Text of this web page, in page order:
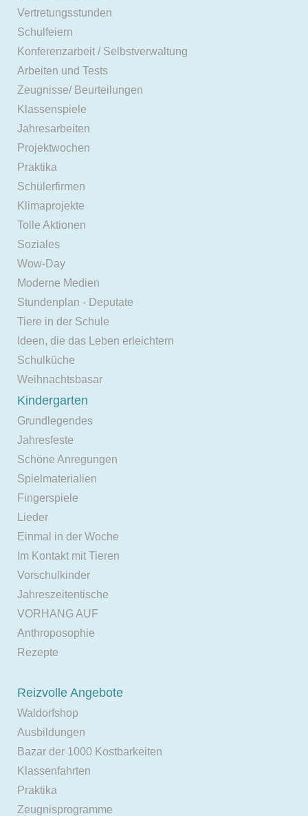
Vertretungsstunden
Schulfeiern
Konferenzarbeit / Selbstverwaltung
Arbeiten und Tests
Zeugnisse/ Beurteilungen
Klassenspiele
Jahresarbeiten
Projektwochen
Praktika
Schülerfirmen
Klimaprojekte
Tolle Aktionen
Soziales
Wow-Day
Moderne Medien
Stundenplan - Deputate
Tiere in der Schule
Ideen, die das Leben erleichtern
Schulküche
Weihnachtsbasar
Kindergarten
Grundlegendes
Jahresfeste
Schöne Anregungen
Spielmaterialien
Fingerspiele
Lieder
Einmal in der Woche
Im Kontakt mit Tieren
Vorschulkinder
Jahreszeitentische
VORHANG AUF
Anthroposophie
Rezepte
Reizvolle Angebote
Waldorfshop
Ausbildungen
Bazar der 1000 Kostbarkeiten
Klassenfahrten
Praktika
Zeugnisprogramme